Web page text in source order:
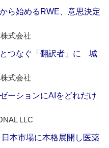
ら始めるRWE、意思決定
式会社
とつなぐ「翻訳者」に 城
式会社
ーションにAIをどれだけ
LLC
本市場に本格展開し医薬